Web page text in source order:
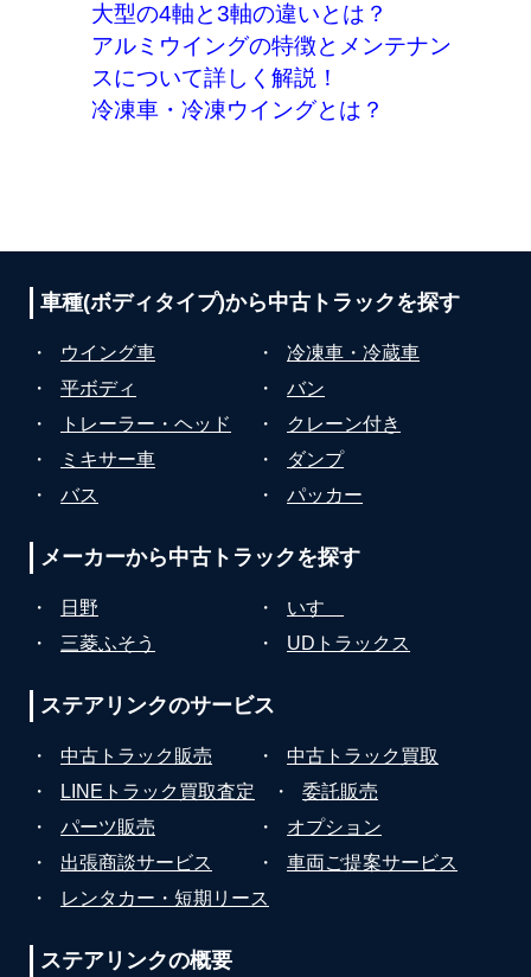
大型の4軸と3軸の違いとは？
アルミウイングの特徴とメンテナン
スについて詳しく解説！
冷凍車・冷凍ウイングとは？
車種(ボディタイプ)から中古トラックを探す
・ ウイング車 ・
冷凍車・冷蔵車
・
平ボディ ・
バン
・
トレーラー・ヘッド ・
クレーン付き
・
ミキサー車 ・
ダンプ
・
バス ・ パッカー
メーカーから中古トラックを探す
・ 日野 ・
いすゞ
・
三菱ふそう ・ UDトラックス
ステアリンクのサービス
・ 中古トラック販売 ・
中古トラック買取
・
LINEトラック買取査定 ・
委託販売
・
パーツ販売 ・
オプション
・
出張商談サービス ・
車両ご提案サービス
・
レンタカー・短期リース
ステアリンクの概要